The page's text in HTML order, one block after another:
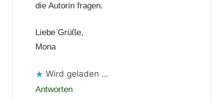
die Autorin fragen.
Liebe Grüße,
Mona
Wird geladen …
Antworten